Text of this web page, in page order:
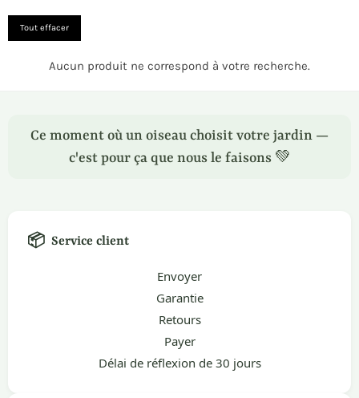
Tout effacer
Aucun produit ne correspond à votre recherche.
Ce moment où un oiseau choisit votre jardin —
c'est pour ça que nous le faisons 💚
📦 Service client
Envoyer
Garantie
Retours
Payer
Délai de réflexion de 30 jours